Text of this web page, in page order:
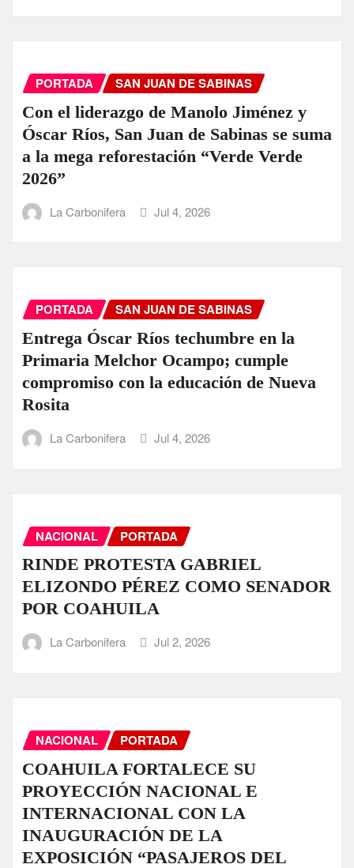
PORTADA SAN JUAN DE SABINAS
Con el liderazgo de Manolo Jiménez y
Óscar Ríos, San Juan de Sabinas se suma
a la mega reforestación “Verde Verde
2026”
La Carbonifera Jul 4, 2026
PORTADA SAN JUAN DE SABINAS
Entrega Óscar Ríos techumbre en la
Primaria Melchor Ocampo; cumple
compromiso con la educación de Nueva
Rosita
La Carbonifera Jul 4, 2026
NACIONAL PORTADA
RINDE PROTESTA GABRIEL
ELIZONDO PÉREZ COMO SENADOR
POR COAHUILA
La Carbonifera Jul 2, 2026
NACIONAL PORTADA
COAHUILA FORTALECE SU
PROYECCIÓN NACIONAL E
INTERNACIONAL CON LA
INAUGURACIÓN DE LA
EXPOSICIÓN “PASAJEROS DEL